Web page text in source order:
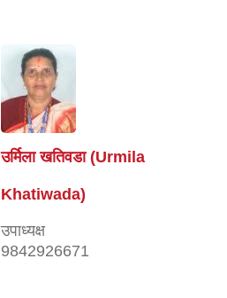
उर्मिला खतिवडा (Urmila
Khatiwada)
उपाध्यक्ष
9842926671